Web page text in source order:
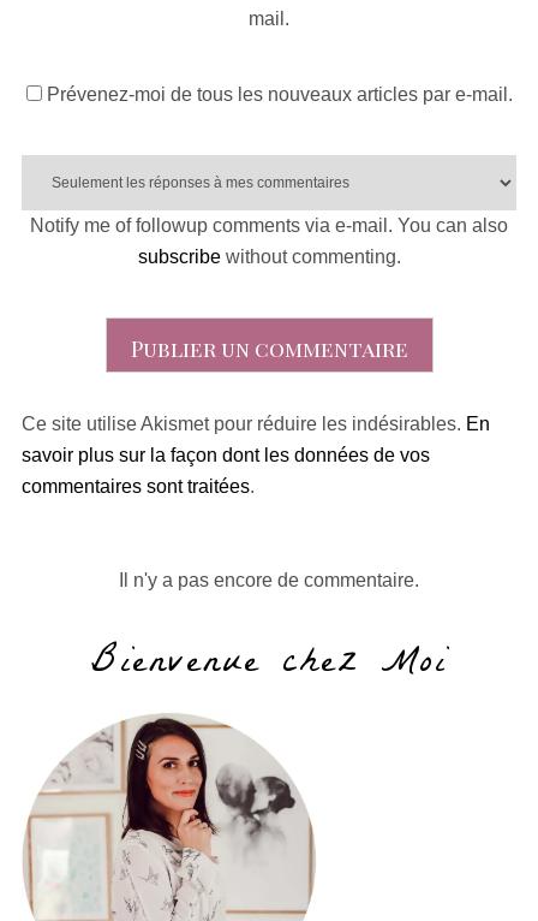
mail.
Prévenez-moi de tous les nouveaux articles par e-mail.
Notify me of followup comments via e-mail. You can also
subscribewithout commenting.
Ce site utilise Akismet pour réduire les indésirables. En
savoir plus sur la façon dont les données de vos
commentaires sont traitées.
Il n'y a pas encore de commentaire.
Bienvenue chez Moi